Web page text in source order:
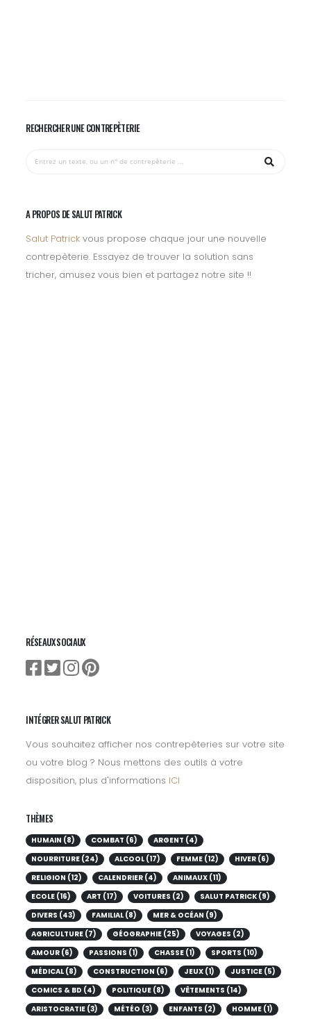
RECHERCHER UNE CONTREPÈTERIE
A PROPOS DE SALUT PATRICK
Salut Patrick vous propose chaque jour une nouvelle
contrepèterie. Essayez de trouver la solution sans
tricher, amusez vous bien et partagez notre site !!
RÉSEAUX SOCIAUX
INTÉGRER SALUT PATRICK
Vous souhaitez afficher nos contrepèteries sur votre site
ou votre blog ? Nous mettons des outils à votre
disposition, plus d'informations ICI
THÈMES
HUMAIN (8) COMBAT (6)
ARGENT (4)
NOURRITURE (24)
ALCOOL (17) FEMME (12)
HIVER (6)
RELIGION (12)
CALENDRIER (4)
ANIMAUX (11)
ECOLE (16)
ART (17) VOITURES (2)
SALUT PATRICK (9)
DIVERS (43)
FAMILIAL (8)
MER & OCÉAN (9)
AGRICULTURE (7)
GÉOGRAPHIE (25)
VOYAGES (2)
AMOUR (6)
PASSIONS (1) CHASSE (1)
SPORTS (10)
MÉDICAL (8)
CONSTRUCTION (6) JEUX (1)
JUSTICE (5)
COMICS & BD (4)
POLITIQUE (8)
VÊTEMENTS (14)
ARISTOCRATIE (3)
MÉTÉO (3) ENFANTS (2) HOMME (1)